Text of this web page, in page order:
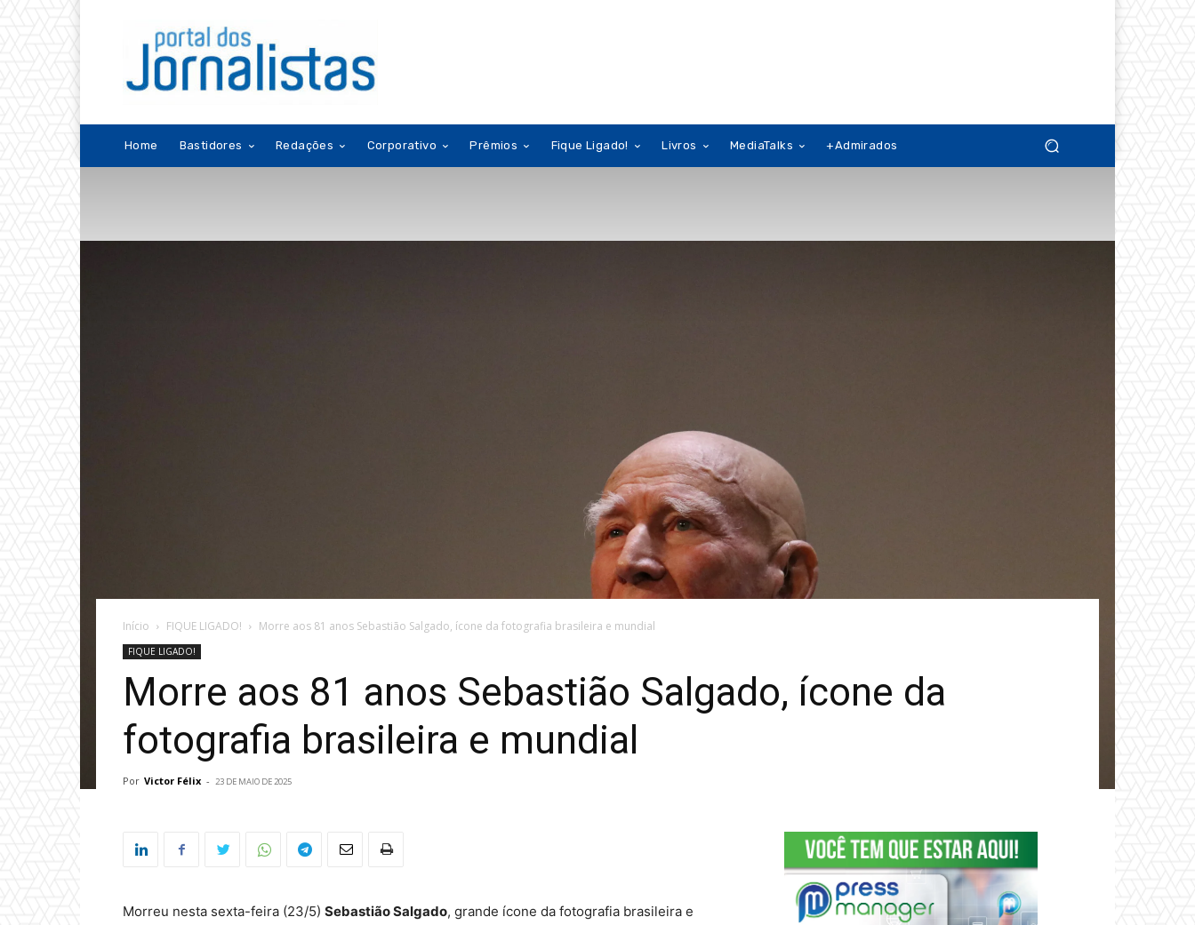
Home Bastidores Redações Corporativo Prêmios Fique Ligado! Livros MediaTalks +Admirados
Início FIQUE LIGADO! Morre aos 81 anos Sebastião Salgado, ícone da fotografia brasileira e mundial
FIQUE LIGADO!
Morre aos 81 anos Sebastião Salgado, ícone da
fotografia brasileira e mundial
Por Victor Félix - 23 DE MAIO DE 2025
Morreu nesta sexta-feira (23/5) Sebastião Salgado, grande ícone da fotografia brasileira e